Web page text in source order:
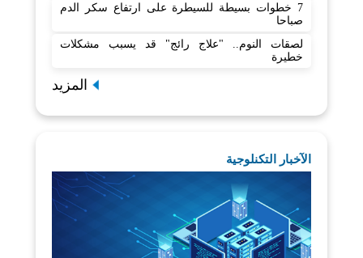
7 خطوات بسيطة للسيطرة على ارتفاع سكر الدم
صباحا
لصقات النوم.. "علاج رائج" قد يسبب مشكلات
خطيرة
المزيد
الآخبار التكنلوجية